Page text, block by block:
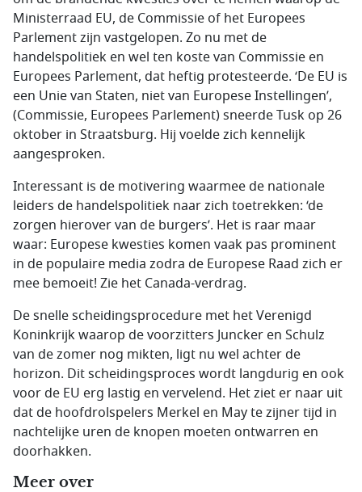
Ministerraad EU, de Commissie of het Europees
Parlement zijn vastgelopen. Zo nu met de
handelspolitiek en wel ten koste van Commissie en
Europees Parlement, dat heftig protesteerde. ‘De EU is
een Unie van Staten, niet van Europese Instellingen’,
(Commissie, Europees Parlement) sneerde Tusk op 26
oktober in Straatsburg. Hij voelde zich kennelijk
aangesproken.
Interessant is de motivering waarmee de nationale
leiders de handelspolitiek naar zich toetrekken: ‘de
zorgen hierover van de burgers’. Het is raar maar
waar: Europese kwesties komen vaak pas prominent
in de populaire media zodra de Europese Raad zich er
mee bemoeit! Zie het Canada-verdrag.
De snelle scheidingsprocedure met het Verenigd
Koninkrijk waarop de voorzitters Juncker en Schulz
van de zomer nog mikten, ligt nu wel achter de
horizon. Dit scheidingsproces wordt langdurig en ook
voor de EU erg lastig en vervelend. Het ziet er naar uit
dat de hoofdrolspelers Merkel en May te zijner tijd in
nachtelijke uren de knopen moeten ontwarren en
doorhakken.
Meer over